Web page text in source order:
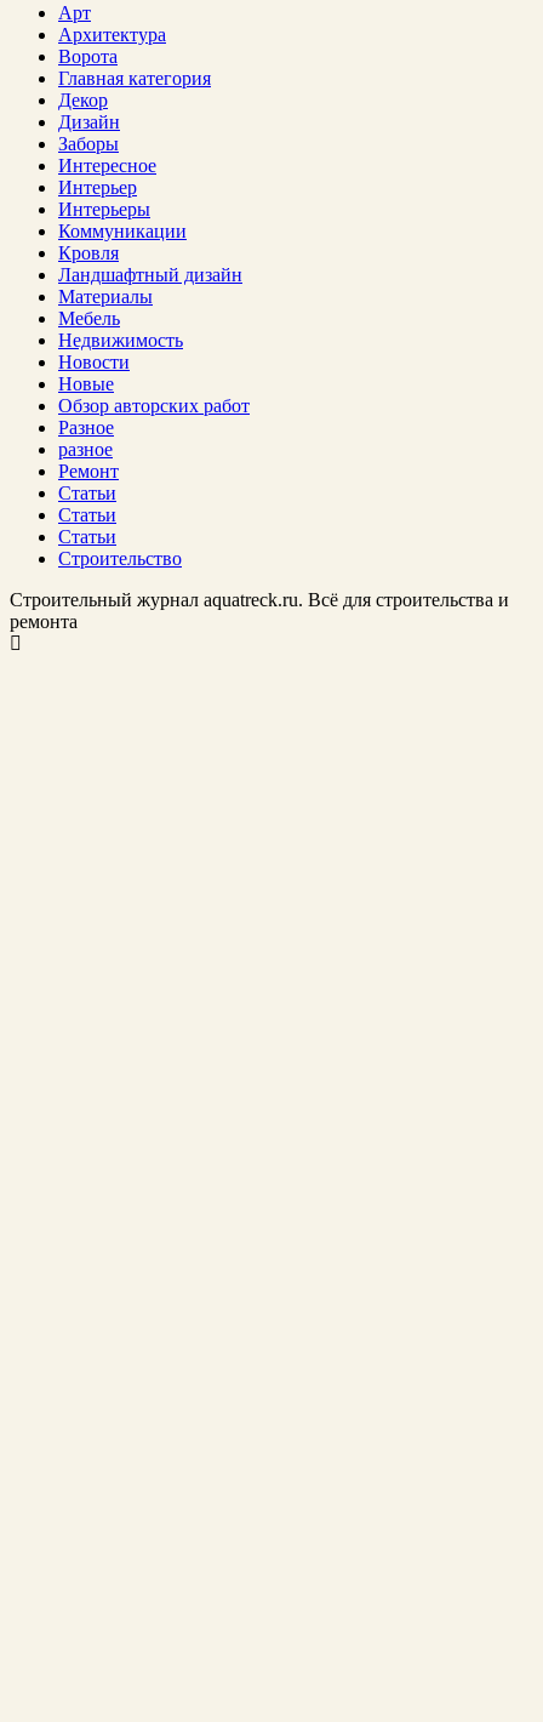
Арт
Архитектура
Ворота
Главная категория
Декор
Дизайн
Заборы
Интересное
Интерьер
Интерьеры
Коммуникации
Кровля
Ландшафтный дизайн
Материалы
Мебель
Недвижимость
Новости
Новые
Обзор авторских работ
Разное
разное
Ремонт
Статьи
Статьи
Статьи
Строительство
Строительный журнал aquatreck.ru. Всё для строительства и
ремонта